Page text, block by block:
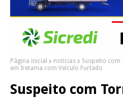
Página inicial noticias
Suspeito com
em Iretama com Veículo Furtado
Suspeito com